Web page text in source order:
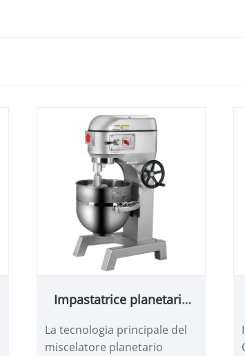
Impastatrice planetaria
La tecnologia principale del
miscelatore planetario